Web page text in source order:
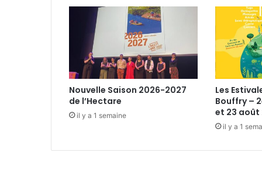
e
e
a
n
-
e
Nouvelle Saison 2026-2027
de l’Hectare
il y a 1 semaine
Les
Bouffry –
et 23 août
il y a 1